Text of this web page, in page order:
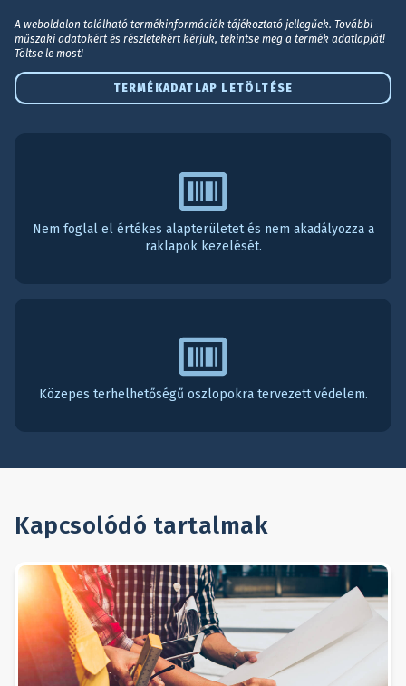
A weboldalon található termékinformációk tájékoztató jellegűek. További
műszaki adatokért és részletekért kérjük, tekintse meg a termék adatlapját!
Töltse le most!
TERMÉKADATLAP LETÖLTÉSE
Nem foglal el értékes alapterületet és nem akadályozza a
raklapok kezelését.
Közepes terhelhetőségű oszlopokra tervezett védelem.
Kapcsolódó tartalmak